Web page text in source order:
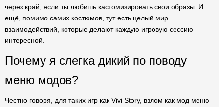
через край, если ты любишь кастомизировать свои образы. И
ещё, помимо самих костюмов, тут есть целый мир
взаимодействий, которые делают каждую игровую сессию
интересной.
Почему я слегка дикий по поводу
меню модов?
Честно говоря, для таких игр как Vivi Story, взлом как мод меню